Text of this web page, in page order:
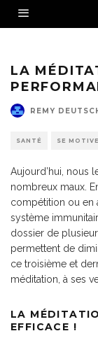
LA
REMY
SANTÉ SE
Aujourd’hui, nous
nombreux maux.
compétition ou en
système
dossier de
permettent de
ce troisième et
méditation, à ses
LA
EFFICACE !